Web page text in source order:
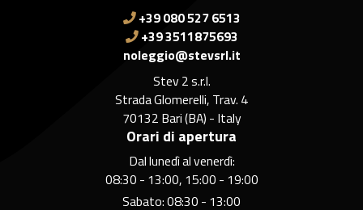
+39 080 527 6513
+39 3511875693
noleggio@stevsrl.it
Stev 2 s.r.l.
Strada Glomerelli, Trav. 4
70132 Bari (BA) - Italy
Orari di apertura
Dal lunedì al venerdì:
08:30 - 13:00, 15:00 - 19:00
Sabato: 08:30 - 13:00